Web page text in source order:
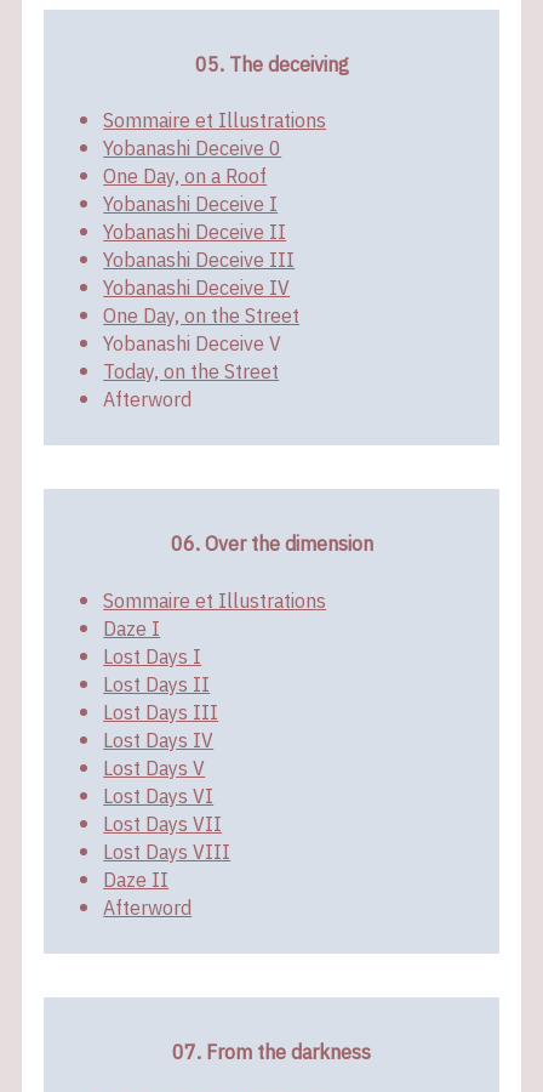
05. The deceiving
Sommaire et Illustrations
Yobanashi Deceive 0
One Day, on a Roof
Yobanashi Deceive I
Yobanashi Deceive II
Yobanashi Deceive III
Yobanashi Deceive IV
One Day, on the Street
Yobanashi Deceive V
Today, on the Street
Afterword
06. Over the dimension
Sommaire et Illustrations
Daze I
Lost Days I
Lost Days II
Lost Days III
Lost Days IV
Lost Days V
Lost Days VI
Lost Days VII
Lost Days VIII
Daze II
Afterword
07. From the darkness